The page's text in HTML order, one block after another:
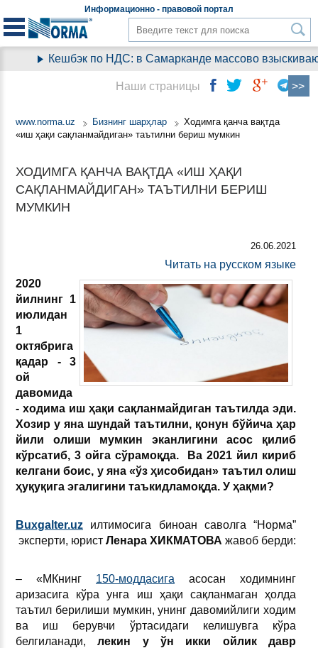
Информационно - правовой портал
Кешбэк по НДС: в Самарканде массово взыскивают
www.norma.uz Бизнинг шарҳлар
Ходимга қанча вақтда
«иш ҳақи сақланмайдиган» таътилни бериш мумкин
ХОДИМГА ҚАНЧА ВАҚТДА «ИШ ҲАҚИ
САҚЛАНМАЙДИГАН» ТАЪТИЛНИ БЕРИШ
МУМКИН
26.06.2021
Читать на русском языке
2020
йилнинг 1
июлидан
1
октябрига
қадар - 3
ой
давомида
- ходима иш ҳақи сақланмайдиган таътилда эди.
Хозир у яна шундай таътилни, қонун бўйича ҳар
йили олиши мумкин эканлигини асос қилиб
кўрсатиб, 3 ойга сўрамоқда. Ва 2021 йил кириб
келгани боис, у яна«ўз ҳисобидан» таътил олиш
ҳуқуқига эгалигини таъкидламоқда. У ҳақми?
Buxgalter.uz
илтимосига биноан саволга “Норма”
эксперти, юрист Ленара ХИКМАТОВА жавоб берди:
– «МКнинг 150-моддасига асосан ходимнинг
аризасига кўра унга иш ҳақи сақланмаган ҳолда
таътил берилиши мумкин, унинг давомийлиги ходим
ва иш берувчи ўртасидаги келишувга кўра
белгиланади,лекин у ўн икки ойлик давр
Наши страницы